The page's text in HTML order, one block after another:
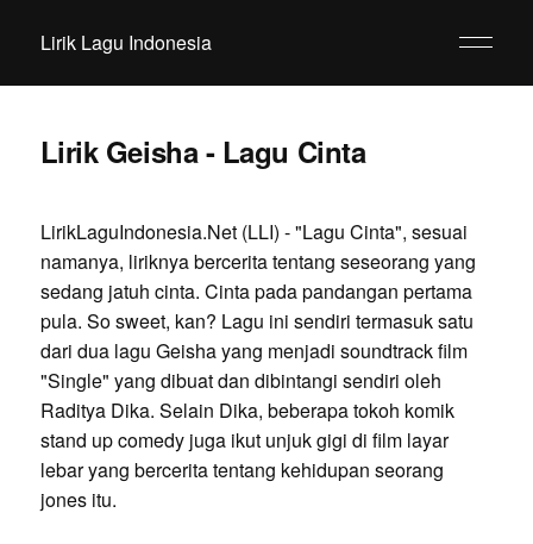
Lirik Lagu Indonesia
Lirik Geisha - Lagu Cinta
LirikLaguIndonesia.Net (LLI) - "Lagu Cinta", sesuai
namanya, liriknya bercerita tentang seseorang yang
sedang jatuh cinta. Cinta pada pandangan pertama
pula. So sweet, kan? Lagu ini sendiri termasuk satu
dari dua lagu Geisha yang menjadi soundtrack film
"Single" yang dibuat dan dibintangi sendiri oleh
Raditya Dika. Selain Dika, beberapa tokoh komik
stand up comedy juga ikut unjuk gigi di film layar
lebar yang bercerita tentang kehidupan seorang
jones itu.